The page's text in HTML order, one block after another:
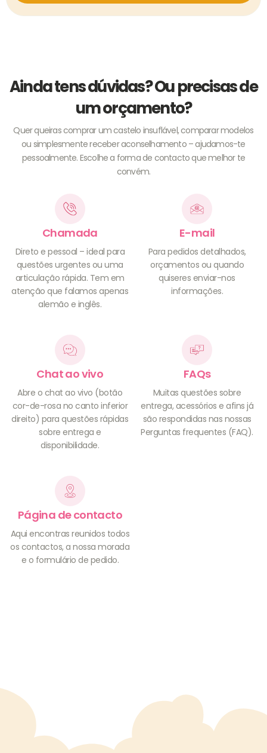
Ainda tens dúvidas? Ou precisas de
um orçamento?
Quer queiras comprar um castelo insuflável, comparar modelos
ou simplesmente receber aconselhamento – ajudamos-te
pessoalmente. Escolhe a forma de contacto que melhor te
convém.
Chamada
Direto e pessoal – ideal para
questões urgentes ou uma
articulação rápida. Tem em
atenção que falamos apenas
alemão e inglês.
E-mail
Para pedidos detalhados,
orçamentos ou quando
quiseres enviar-nos
informações.
Chat ao vivo
Abre o chat ao vivo (botão
cor-de-rosa no canto inferior
direito) para questões rápidas
sobre entrega e
disponibilidade.
FAQs
Muitas questões sobre
entrega, acessórios e afins já
são respondidas nas nossas
Perguntas frequentes (FAQ).
Página de contacto
Aqui encontras reunidos todos
os contactos, a nossa morada
e o formulário de pedido.